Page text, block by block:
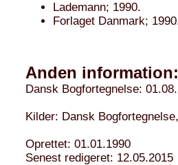
Lademann; 1990.
Forlaget Danmark;
Anden information:
Dansk Bogfortegnelse:
Kilder: Dansk
Oprettet: 01.01.1990
Senest redigeret: 12.05.2015